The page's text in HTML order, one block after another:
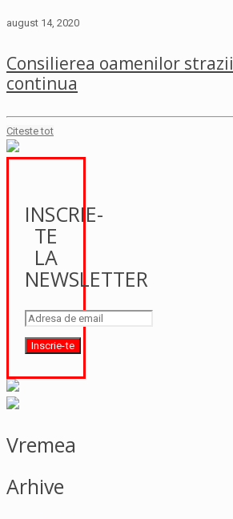
august 14, 2020
Consilierea oamenilor strazii
continua
Citeste tot
INSCRIE-
TE
LA
NEWSLETTER
Vremea
Arhive